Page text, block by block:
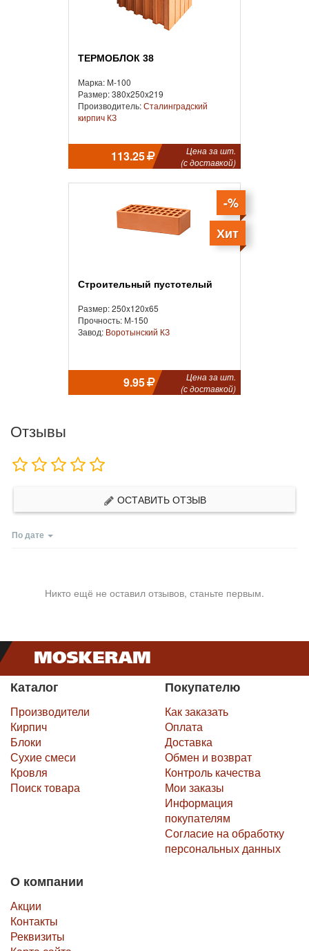
ТЕРМОБЛОК 38
Марка: М-100
Размер: 380x250x219
Производитель:Сталинградский
кирпич КЗ
113.25
Цена за шт.
(с доставкой)
-%
Хит
Строительный пустотелый
Размер: 250x120x65
Прочность: М-150
Завод: Воротынский КЗ
9.95
Цена за шт.
(с доставкой)
Отзывы
ОСТАВИТЬ ОТЗЫВ
По дате
Никто ещё не оставил отзывов, станьте первым.
Каталог
Производители
Кирпич
Блоки
Сухие смеси
Кровля
Поиск товара
Покупателю
Как заказать
Оплата
Доставка
Обмен и возврат
Контроль качества
Мои заказы
Информация
покупателям
Согласие на обработку
персональных данных
О компании
Акции
Контакты
Реквизиты